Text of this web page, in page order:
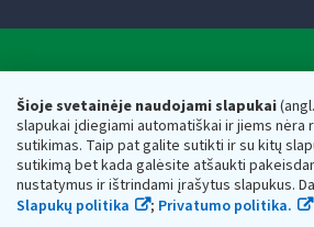
Šioje svetainėje naudojami slapukai
slapukai įdiegiami automatiškai ir jiems nėra
sutikimas. Taip pat galite sutikti ir su kitų
sutikimą bet kada galėsite atšaukti
nustatymus ir ištrindami įrašytus slapukus.
Slapukų politika
; Privatumo politika.
Respublikos finansų ministerijos
Biudžetinė įstaiga. Juridinio asmens kodas —
adresas: Vasario 16-osios g. 14, 01107 Vilnius,
vmi@vmi.lt, E. pristatymo dėžutės adresas
Duomenys apie Valstybinę mokesčių
Respublikos finansų ministerijos kaupiami ir